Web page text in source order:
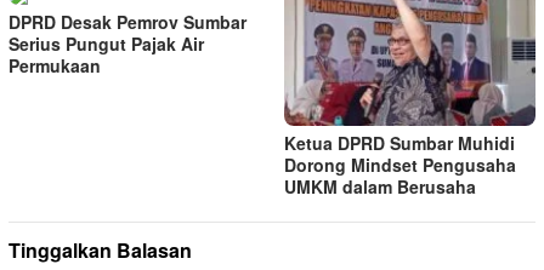
DPRD Desak Pemrov Sumbar
Serius Pungut Pajak Air
Permukaan
Ketua DPRD Sumbar Muhidi
Dorong Mindset Pengusaha
UMKM dalam Berusaha
Tinggalkan Balasan